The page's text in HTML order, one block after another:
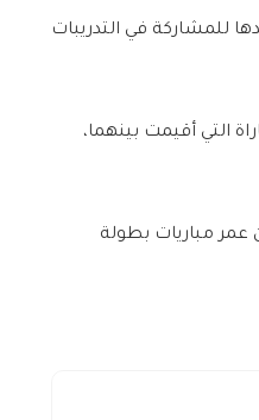
للمشاركة في التدريبات
التي أقيمت بينهما،
عمر مباريات بطولة